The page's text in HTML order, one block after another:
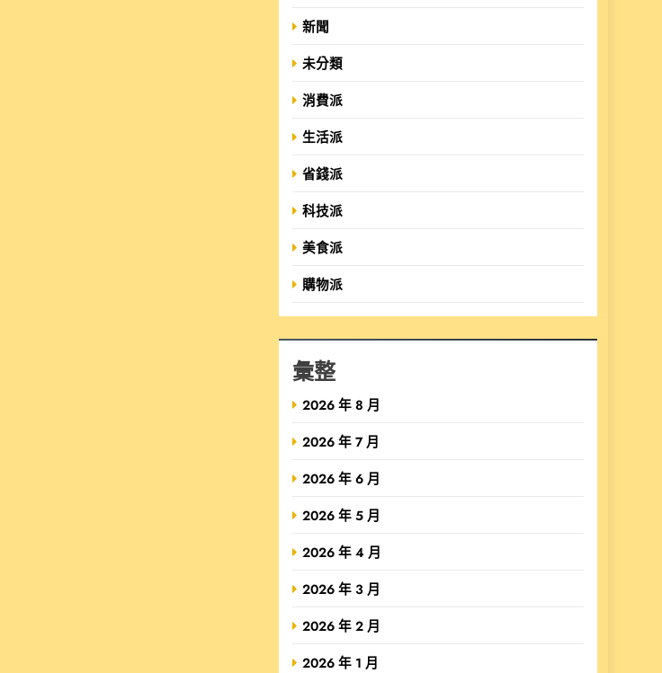
新聞
未分類
消費派
生活派
省錢派
科技派
美食派
購物派
彙整
2026 年 8 月
2026 年 7 月
2026 年 6 月
2026 年 5 月
2026 年 4 月
2026 年 3 月
2026 年 2 月
2026 年 1 月